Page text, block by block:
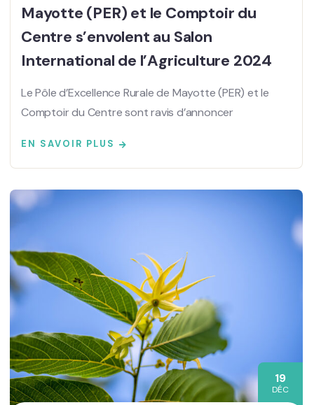
Mayotte (PER) et le Comptoir du
Centre s’envolent au Salon
International de l’Agriculture 2024
Le Pôle d’Excellence Rurale de Mayotte (PER) et le
Comptoir du Centre sont ravis d’annoncer
EN SAVOIR PLUS
19
DÉC